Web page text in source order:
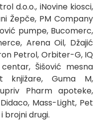
d.o.o., iNovine kiosci,
Žepče, PM Company
pumpe, Bucomerc,
Arena Oil, Džajić
Petrol, Orbiter-G, IQ
Šišović mesna
knjižare, Guma M,
Pharm apoteke,
Mass-Light, Pet
brojni drugi.